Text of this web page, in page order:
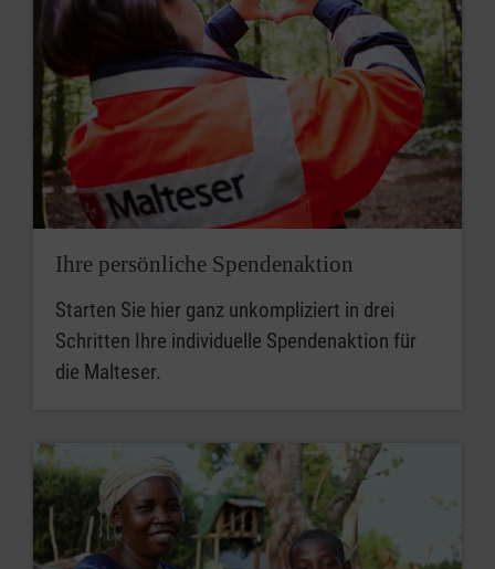
Ihre persönliche Spendenaktion
Starten Sie hier ganz unkompliziert in drei
Schritten Ihre individuelle Spendenaktion für
die Malteser.